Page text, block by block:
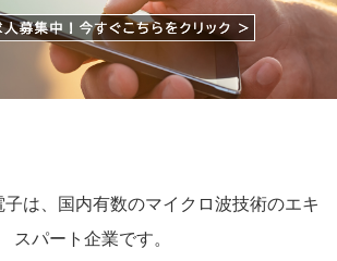
は、国内有数のマイクロ波技術のエキ
スパート企業です。